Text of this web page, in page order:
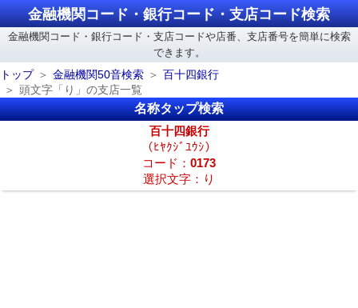
金融機関コード・銀行コード・支店コード検索
金融機関コード・銀行コード・支店コードや店番、支店番号を簡単に検索
できます。
トップ
金融機関50音検索
百十四銀行
頭文字「り」の支店一覧
名称タップ検索
百十四銀行
（ﾋﾔｸｼﾞﾕｳｼ）
コード： 0173
選択文字：り